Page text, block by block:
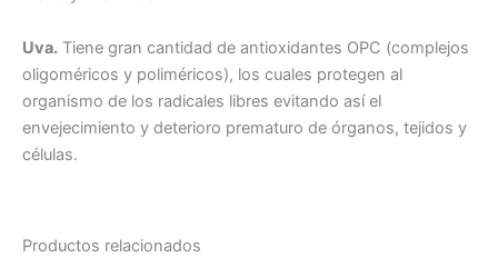
Uva. Tiene gran cantidad de antioxidantes OPC (complejos
oligoméricos y poliméricos), los cuales protegen al
organismo de los radicales libres evitando así el
envejecimiento y deterioro prematuro de órganos, tejidos y
células.
Productos relacionados